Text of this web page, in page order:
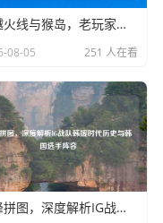
穿越火线与猴岛，老玩家的热血记忆与社区文化
08-05 251 人在看
巅峰拼图，深度解析IG战队韩援时代历史与韩国选手阵容